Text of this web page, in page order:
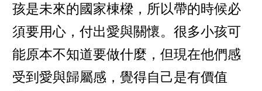
孩是未來的國家棟樑，所以帶的時候必
須要用心，付出愛與關懷。很多小孩可
能原本不知道要做什麼，但現在他們感
受到愛與歸屬感，覺得自己是有價值